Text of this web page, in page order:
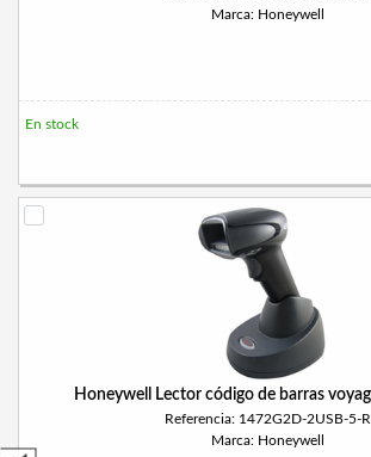
Marca: Honeywell
En stock
Honeywell Lector código de barras
Referencia: 1472G2D-2USB-5-R
Marca: Honeywell